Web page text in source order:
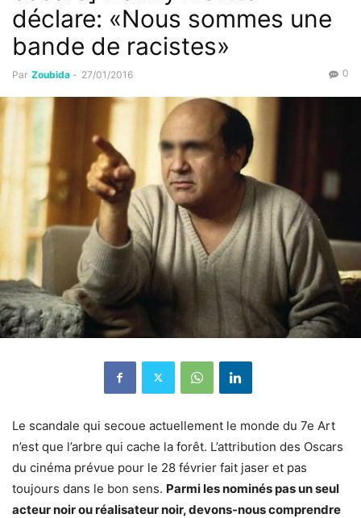
déclare: «Nous sommes une
bande de racistes»
Par Zoubida - 27/01/2016 0
Le scandale qui secoue actuellement le monde du 7e Art
n’est que l’arbre qui cache la forêt. L’attribution des Oscars
du cinéma prévue pour le 28 février fait jaser et pas
toujours dans le bon sens. Parmi les nominés pas un seul
acteur noir ou réalisateur noir, devons-nous comprendre